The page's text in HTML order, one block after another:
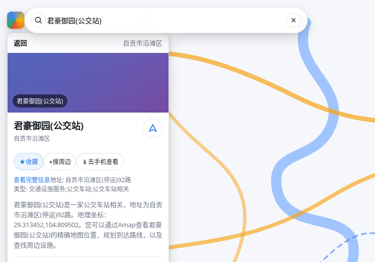
返回 自贡市沿滩区
君豪御园(公交站)
君豪御园(公交站)
自贡市沿滩区
★收藏 ⌖搜周边 📱 去手机查看
查看完整信息地址: 自贡市沿滩区(停运)92路
类型: 交通设施服务;公交车站;公交车站相关
君豪御园(公交站)是一家公交车站相关，地址为自贡
市沿滩区(停运)92路。地理坐标：
29.313452,104.809502。您可以通过Amap查看君豪
御园(公交站)的精确地图位置、规划到达路线，以及
查找周边设施。